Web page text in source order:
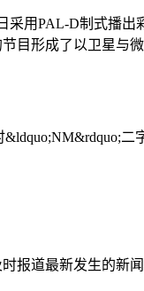
采用PAL-D制式播
目形成了以卫星与
报道最新发生的新